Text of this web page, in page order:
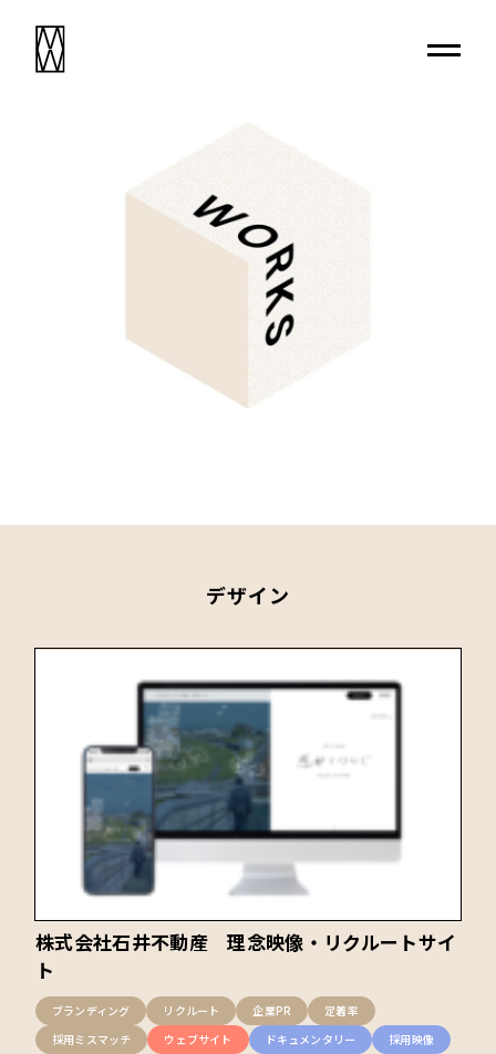
デザイン
株式会社石井不動産 理念映像・リクルートサイ
ト
ブランディング リクルート 企業PR
定着率
採用ミスマッチ
ウェブサイト ドキュメンタリー
採用映像